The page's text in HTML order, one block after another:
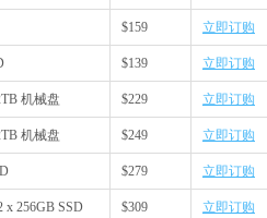
$159 立即订购
$139 立即订购
机械盘 $229 立即订购
机械盘 $249 立即订购
$279 立即订购
x 256GB SSD $309 立即订购